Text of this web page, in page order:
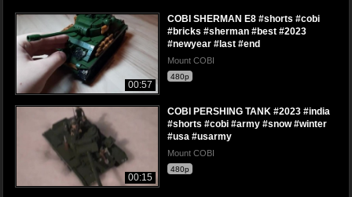
00:57
COBI SHERMAN E8 #shorts #cobi
#bricks #sherman #best #2023
#newyear #last #end
Mount COBI
480p
00:15
COBI PERSHING TANK #2023 #india
#shorts #cobi #army #snow #winter
#usa #usarmy
Mount COBI
480p